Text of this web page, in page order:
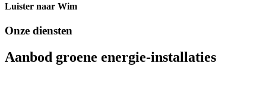
Luister naar Wim
Onze diensten
Aanbod groene energie-installaties